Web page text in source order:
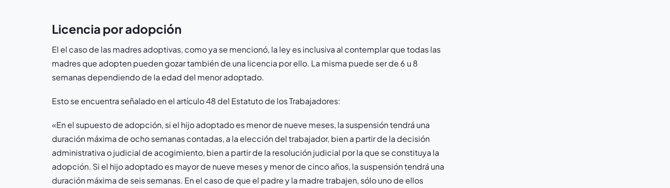
Licencia por adopción
El el caso de las madres adoptivas, como ya se mencionó, la ley es inclusiva al contemplar que todas las
madres que adopten pueden gozar también de una licencia por ello. La misma puede ser de 6 u 8
semanas dependiendo de la edad del menor adoptado.
Esto se encuentra señalado en el artículo 48 del Estatuto de los Trabajadores:
«En el supuesto de adopción, si el hijo adoptado es menor de nueve meses, la suspensión tendrá una
duración máxima de ocho semanas contadas, a la elección del trabajador, bien a partir de la decisión
administrativa o judicial de acogimiento, bien a partir de la resolución judicial por la que se constituya la
adopción. Si el hijo adoptado es mayor de nueve meses y menor de cinco años, la suspensión tendrá una
duración máxima de seis semanas. En el caso de que el padre y la madre trabajen, sólo uno de ellos